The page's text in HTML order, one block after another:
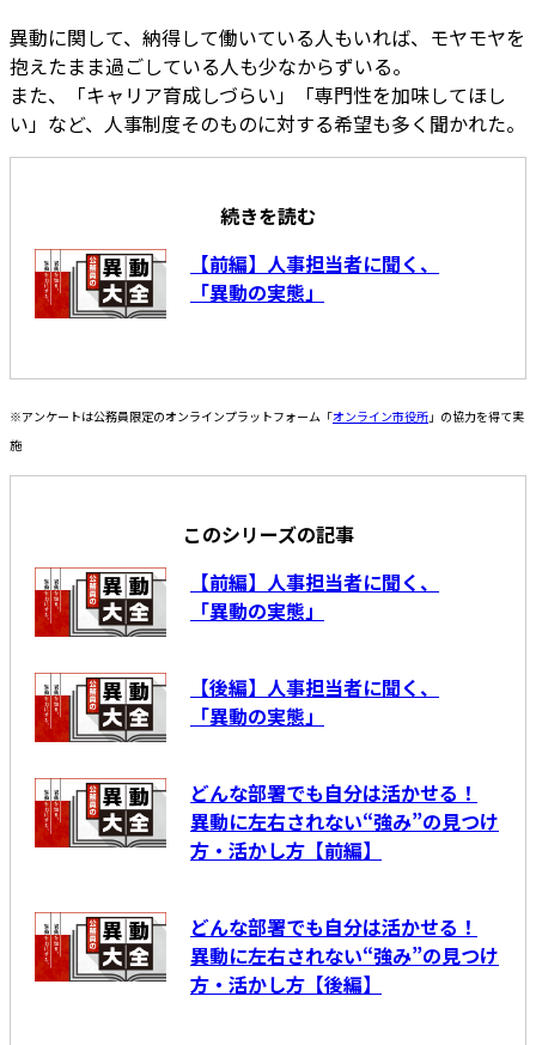
異動に関して、納得して働いている人もいれば、モヤモヤを
抱えたまま過ごしている人も少なからずいる。
また、「キャリア育成しづらい」「専門性を加味してほし
い」など、人事制度そのものに対する希望も多く聞かれた。
続きを読む
【前編】人事担当者に聞く、
「異動の実態」
※アンケートは公務員限定のオンラインプラットフォーム「オンライン市役所 」の協力を得て実
施
このシリーズの記事
【前編】人事担当者に聞く、
「異動の実態」
【後編】人事担当者に聞く、
「異動の実態」
どんな部署でも自分は活かせる！
異動に左右されない“強み”の見つけ
方・活かし方【前編】
どんな部署でも自分は活かせる！
異動に左右されない“強み”の見つけ
方・活かし方【後編】